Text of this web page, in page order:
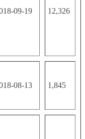
09-19 12,326
08-13 1,845